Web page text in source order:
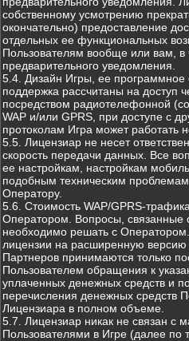
собственному усмотрению
окончательно) предоставление
отдельных ее функциональных
Пользователям вообще или вам, в
предварительного уведомления.
5.4. Дизайн Игры, ее программное
поддержка рассчитаны на доступ
посредством радиотелефонной
WAP и/или GPRS, при доступе с
протоколам Игра может работать
5.5. Лицензиар не несет
скорость передачи данных. Все
ее настройкам, настройкам
подобным техническим
Оператору.
5.6. Стоимость WAP/GPRS-
Оператором. Вопросы, связанные
необходимо решать с
лицензии на расширенную
Партнеров принимаются только
Пользователем обращения к
уплаченных денежных средств и
перечисления денежных средств
Лицензиара в полном объеме.
5.7. Лицензиар никак не связан
Пользователями в Игре (далее по